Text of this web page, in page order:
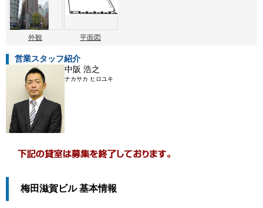
外観 平面図
営業スタッフ紹介
中阪 浩之
ナカサカ ヒロユキ
梅田滋賀ビル 基本情報